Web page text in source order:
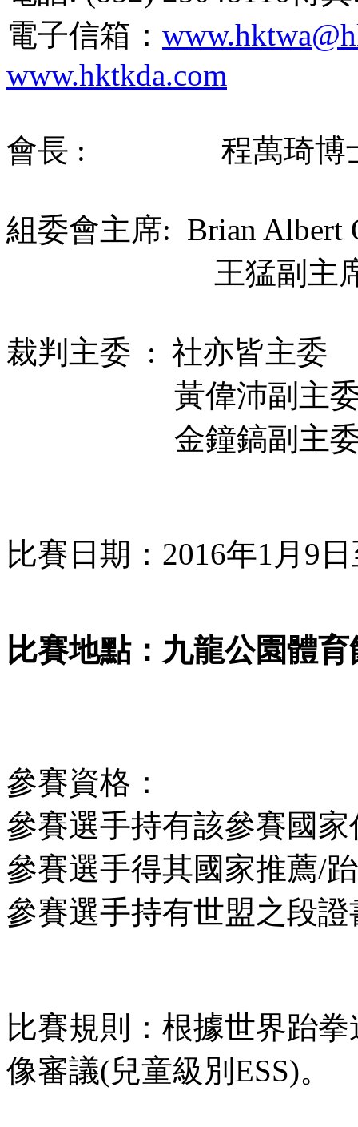
電子信箱：
www.hktkda.com
會長 : 程萬琦博
組委會主席: Brian Albert
王猛副主
裁判主委 : 社亦皆主委
黃偉沛副主
金鐘鎬副主
比賽日期：2016年1月9
比賽地點：九龍公園體
參賽資格：
參賽選手持有該參賽國
參賽選手得其國家推薦/
參賽選手持有世盟之段
比賽規則：根據世界跆拳
像審議(兒童級別ESS)。